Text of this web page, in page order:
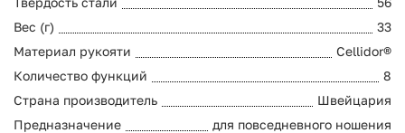
Вес (г)
33
Материал рукояти
Cellidor®
Количество функций
8
Страна производитель
Швейцария
Предназначение
для повседневного ношения